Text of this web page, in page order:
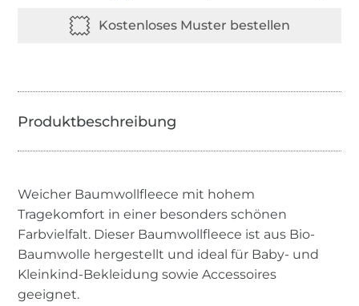
Weicher Baumwollfleece mit hohem
Tragekomfort in einer besonders schönen
Farbvielfalt. Dieser Baumwollfleece ist aus Bio-
Baumwolle hergestellt und ideal für Baby- und
Kleinkind-Bekleidung sowie Accessoires
geeignet.